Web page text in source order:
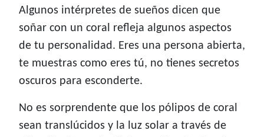
Algunos intérpretes de sueños dicen que
soñar con un coral refleja algunos aspectos
de tu personalidad. Eres una persona abierta,
te muestras como eres tú, no tienes secretos
oscuros para esconderte.
No es sorprendente que los pólipos de coral
sean translúcidos y la luz solar a través de